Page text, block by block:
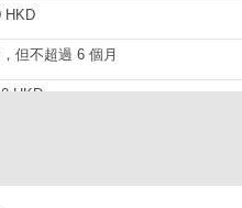
HKD
但不超過 6 個月
HKD